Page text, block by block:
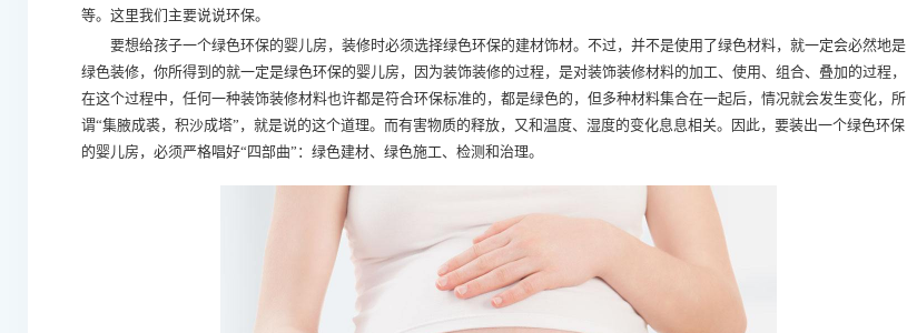
等。这里我们主要说说环保。
要想给孩子一个绿色环保的婴儿房，装修时必须选择绿色环保的建材饰材。不过，并不是使用了绿色材料，就一定会必然地是
绿色装修，你所得到的就一定是绿色环保的婴儿房，因为装饰装修的过程，是对装饰装修材料的加工、使用、组合、叠加的过程，
在这个过程中，任何一种装饰装修材料也许都是符合环保标准的，都是绿色的，但多种材料集合在一起后，情况就会发生变化，所
谓“集腋成裘，积沙成塔”，就是说的这个道理。而有害物质的释放，又和温度、湿度的变化息息相关。因此，要装出一个绿色环保
的婴儿房，必须严格唱好“四部曲”：绿色建材、绿色施工、检测和治理。